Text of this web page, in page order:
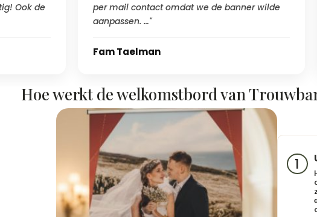
Ook de
per mail contact omdat we de banner wilde
aanpassen. …"
Fam Taelman
Hoe werkt de welkomstbord van
1